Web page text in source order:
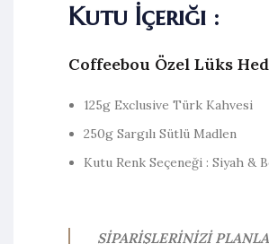
Kutu İçeriği :
Coffeebou Özel Lüks
125g Exclusive Türk Kahvesi
250g Sargılı Sütlü Madlen
Kutu Renk Seçeneği : Siyah &
SİPARİŞLERİNİZİ